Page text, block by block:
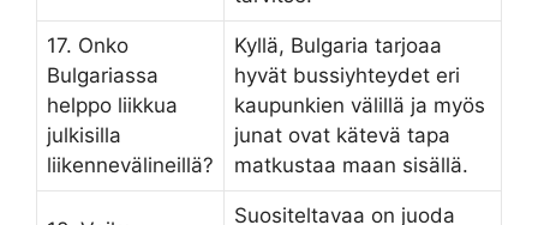
17. Onko
Bulgariassa
helppo liikkua
julkisilla
liikennevälineillä?
Kyllä, Bulgaria tarjoaa
hyvät bussiyhteydet eri
kaupunkien välillä ja myös
junat ovat kätevä tapa
matkustaa maan sisällä.
Suositeltavaa on juoda